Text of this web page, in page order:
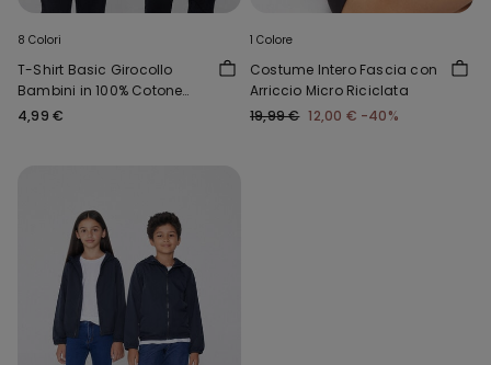
8 Colori
T-Shirt Basic Girocollo
Bambini in 100% Cotone
Unisex
4,99 €
1 Colore
Costume Intero Fascia con
Arriccio Micro Riciclata
19,99 € 12,00 € -40%